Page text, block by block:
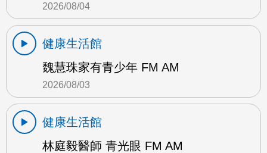
2026/08/04
健康生活館
魏慧珠家有青少年 FM AM
2026/08/03
健康生活館
林庭毅醫師 青光眼 FM AM